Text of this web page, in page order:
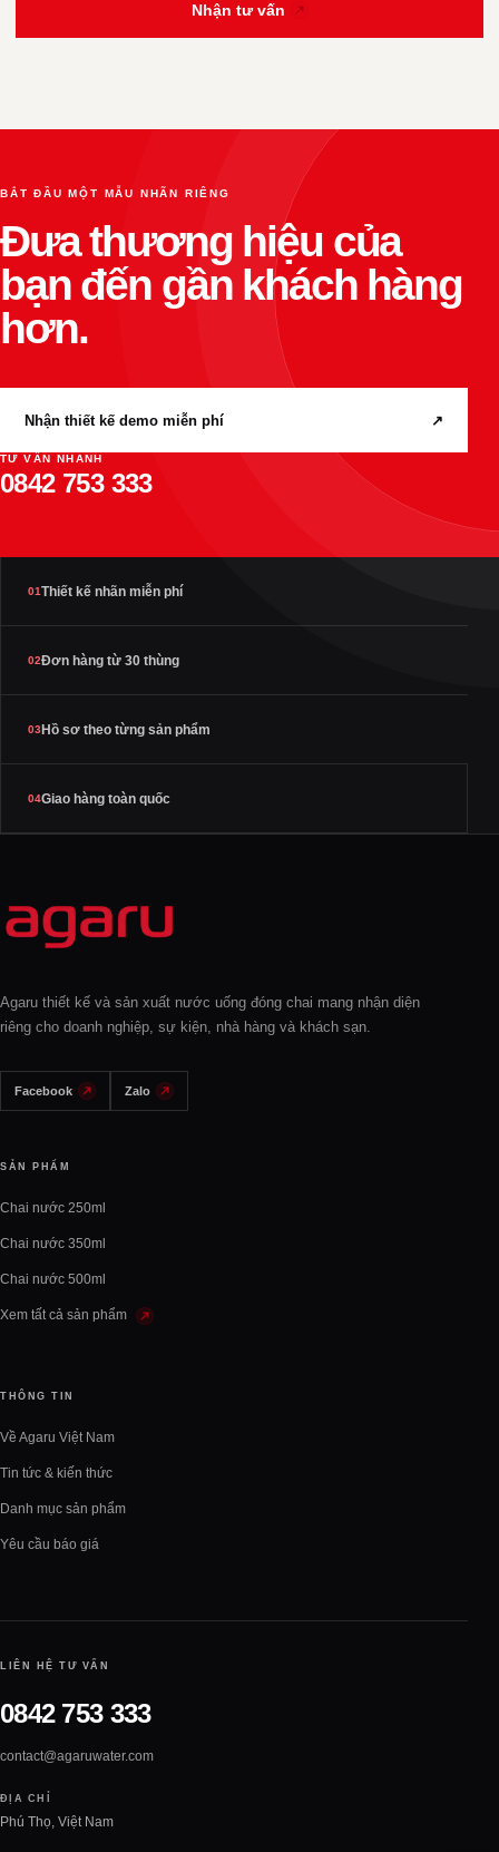
Nhận tư vấn
BẮT ĐẦU MỘT MẪU NHÃN RIÊNG
Đưa thương hiệu của
bạn đến gần khách hàng
hơn.
Nhận thiết kế demo miễn phí ↗
TƯ VẤN NHANH
0842 753 333
01Thiết kế nhãn miễn phí
02Đơn hàng từ 30 thùng
03Hồ sơ theo từng sản phẩm
04Giao hàng toàn quốc
Agaru thiết kế và sản xuất nước uống đóng chai mang nhận diện
riêng cho doanh nghiệp, sự kiện, nhà hàng và khách sạn.
Facebook Zalo
SẢN PHẨM
Chai nước 250ml
Chai nước 350ml
Chai nước 500ml
Xem tất cả sản phẩm
THÔNG TIN
Về Agaru Việt Nam
Tin tức & kiến thức
Danh mục sản phẩm
Yêu cầu báo giá
LIÊN HỆ TƯ VẤN
0842 753 333
contact@agaruwater.com
ĐỊA CHỈ
Phú Thọ, Việt Nam